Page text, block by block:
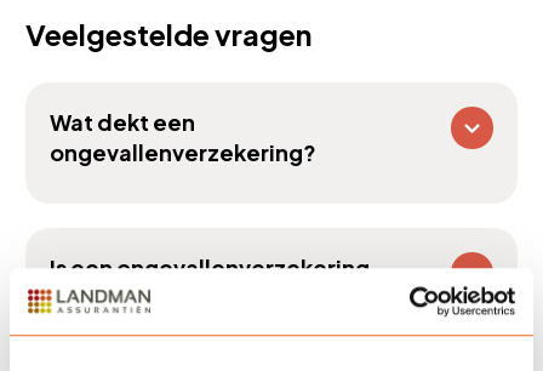
Veelgestelde vragen
Wat dekt een
ongevallenverzekering?
Is een ongevallenverzekering
verplicht?